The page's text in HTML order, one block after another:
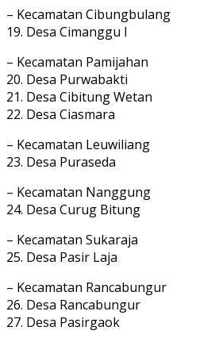
– Kecamatan Cibungbulang
19. Desa Cimanggu l
– Kecamatan Pamijahan
20. Desa Purwabakti
21. Desa Cibitung Wetan
22. Desa Ciasmara
– Kecamatan Leuwiliang
23. Desa Puraseda
– Kecamatan Nanggung
24. Desa Curug Bitung
– Kecamatan Sukaraja
25. Desa Pasir Laja
– Kecamatan Rancabungur
26. Desa Rancabungur
27. Desa Pasirgaok